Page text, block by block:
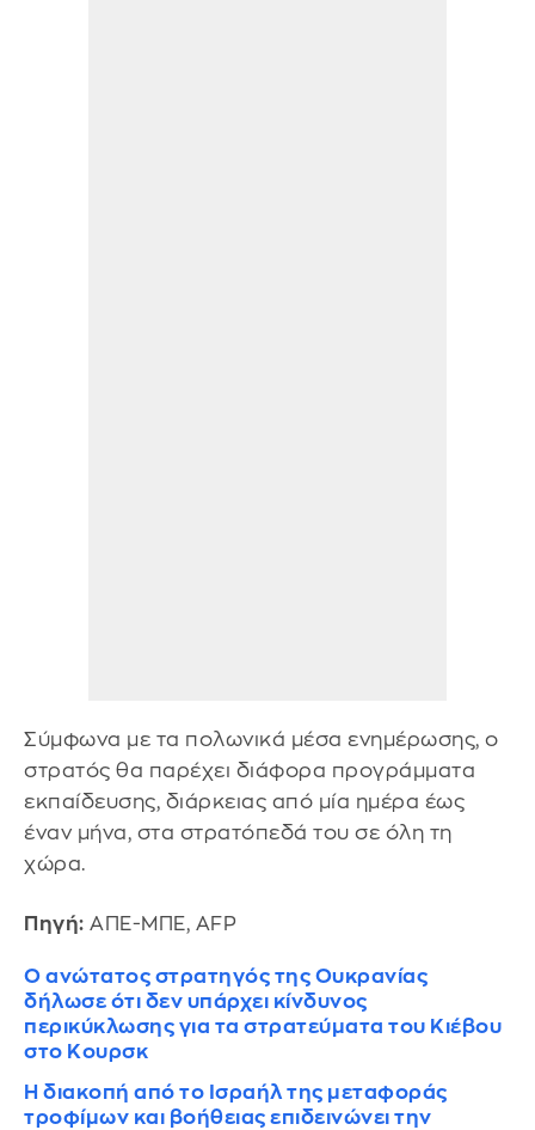
Σύμφωνα με τα πολωνικά μέσα ενημέρωσης, ο
στρατός θα παρέχει διάφορα προγράμματα
εκπαίδευσης, διάρκειας από μία ημέρα έως
έναν μήνα, στα στρατόπεδά του σε όλη τη
χώρα.
Πηγή: ΑΠΕ-ΜΠΕ, AFP
Ο ανώτατος στρατηγός της Ουκρανίας
δήλωσε ότι δεν υπάρχει κίνδυνος
περικύκλωσης για τα στρατεύματα του Κιέβου
στο Κουρσκ
Η διακοπή από το Ισραήλ της μεταφοράς
τροφίμων και βοήθειας επιδεινώνει την